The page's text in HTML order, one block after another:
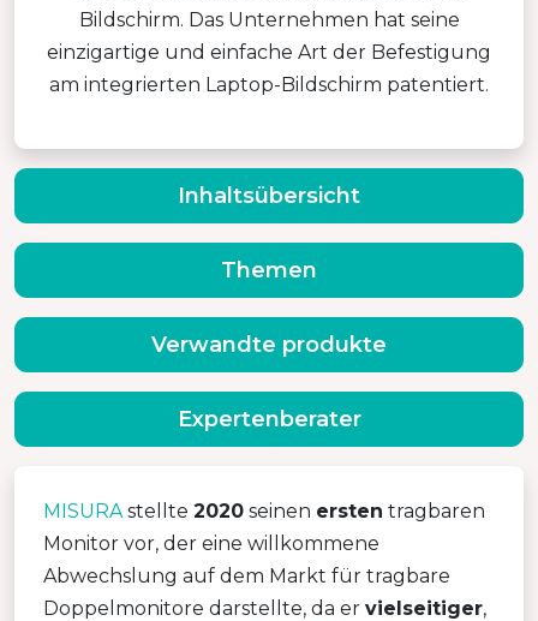
Bildschirm. Das Unternehmen hat seine
einzigartige und einfache Art der Befestigung
am integrierten Laptop-Bildschirm patentiert.
MISURA stellte 2020 seinen ersten tragbaren
Monitor vor, der eine willkommene
Abwechslung auf dem Markt für tragbare
Doppelmonitore darstellte, da er vielseitiger,
Inhaltsübersicht
Themen
Verwandte produkte
Expertenberater